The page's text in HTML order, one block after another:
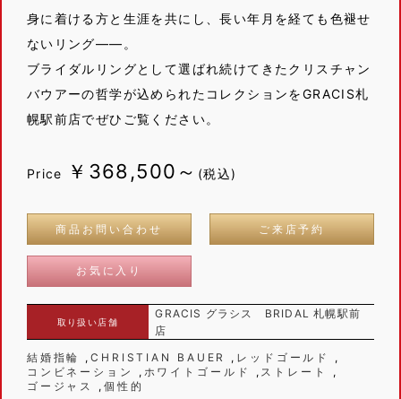
身に着ける方と生涯を共にし、長い年月を経ても色褪せ
ないリング——。
ブライダルリングとして選ばれ続けてきたクリスチャン
バウアーの哲学が込められたコレクションをGRACIS札
幌駅前店でぜひご覧ください。
Price ￥368,500～ (税込)
商品お問い合わせ ご来店予約
お気に入り
取り扱い店舗
GRACIS グラシス BRIDAL 札幌駅前
店
結婚指輪
CHRISTIAN BAUER
レッドゴールド
コンビネーション
ホワイトゴールド
ストレート
ゴージャス
個性的